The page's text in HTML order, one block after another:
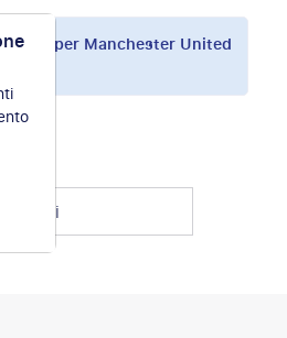
per Manchester United
i rivali